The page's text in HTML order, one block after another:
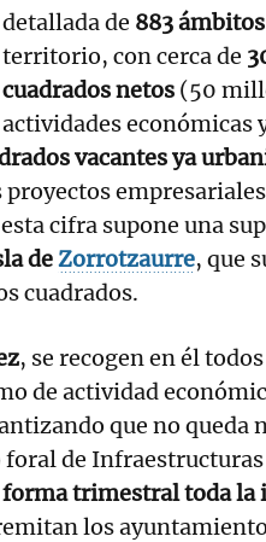
detallada de 883 ámbitos
territorio, con cerca de
cuadrados netos (50
actividades económicas
vacantes ya
proyectos
cifra supone una
deZorrotzaurre, que
cuadrados.
, se recogen en él
de actividad
que no queda
de
forma trimestral toda
los